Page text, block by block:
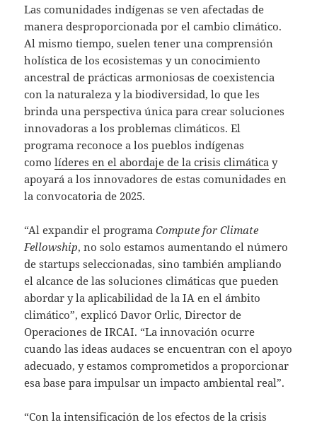
Las comunidades indígenas se ven afectadas de
manera desproporcionada por el cambio climático.
Al mismo tiempo, suelen tener una comprensión
holística de los ecosistemas y un conocimiento
ancestral de prácticas armoniosas de coexistencia
con la naturaleza y la biodiversidad, lo que les
brinda una perspectiva única para crear soluciones
innovadoras a los problemas climáticos. El
programa reconoce a los pueblos indígenas
comolíderes en el abordaje de la crisis climática y
apoyará a los innovadores de estas comunidades en
la convocatoria de 2025.
“Al expandir el programaCompute for Climate
Fellowship, no solo estamos aumentando el número
de startups seleccionadas, sino también ampliando
el alcance de las soluciones climáticas que pueden
abordar y la aplicabilidad de la IA en el ámbito
climático”, explicó Davor Orlic, Director de
Operaciones de IRCAI. “La innovación ocurre
cuando las ideas audaces se encuentran con el apoyo
adecuado, y estamos comprometidos a proporcionar
esa base para impulsar un impacto ambiental real”.
“Con la intensificación de los efectos de la crisis